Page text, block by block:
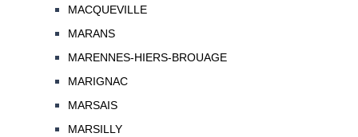
MACQUEVILLE
MARANS
MARENNES-HIERS-BROUAGE
MARIGNAC
MARSAIS
MARSILLY